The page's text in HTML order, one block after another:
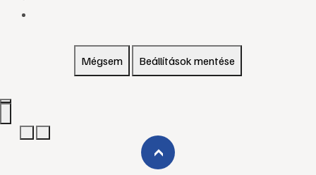
Mégsem Beállítások mentése
›